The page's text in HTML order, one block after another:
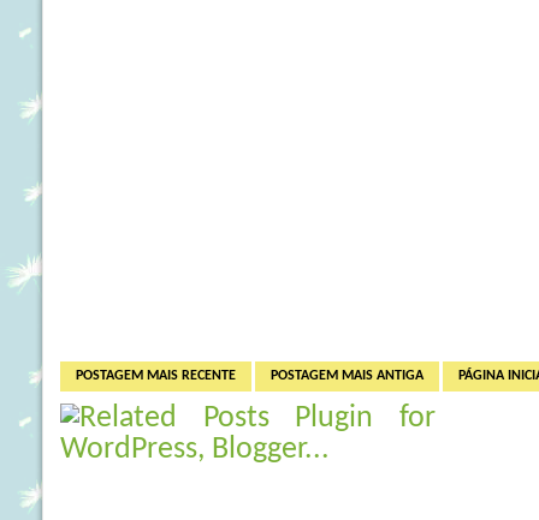
POSTAGEM MAIS RECENTE POSTAGEM MAIS ANTIGA PÁGINA